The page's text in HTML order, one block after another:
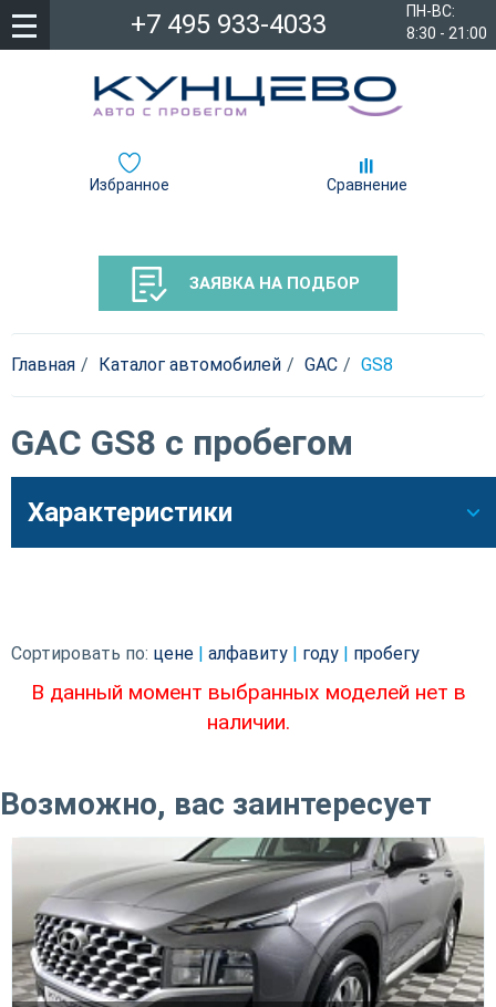
ПН-ВС:
8:30 - 21:00
+7 495 933-4033
Избранное Сравнение
ЗАЯВКА НА ПОДБОР
Главная Каталог автомобилей GAC GS8
GAC GS8 с пробегом
Характеристики
Сортировать по: цене алфавиту году пробегу
В данный момент выбранных моделей нет в
наличии.
Возможно, вас заинтересует